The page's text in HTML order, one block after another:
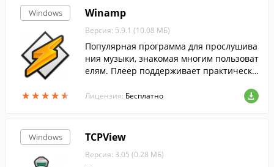
Windows
★★★★★
★★★★★
Winamp
Версия: 5.9.1 (10.08 МБ)
Популярная программа для прослушива
ния музыки, знакомая многим пользоват
елям. Плеер поддерживает практически
также понимает видеоформаты.
Лицензия: Бесплатно
Windows TCPView
Версия: 3.05 (0.28 МБ)